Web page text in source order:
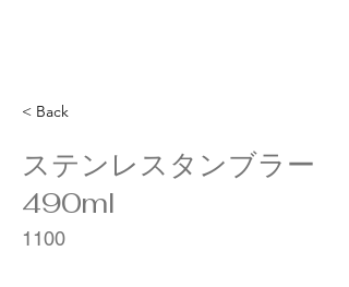
< Back
ステンレスタンブラー
490ml
1100